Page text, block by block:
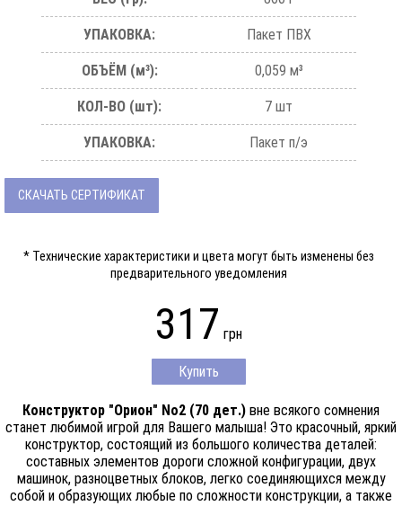
УПАКОВКА: Пакет ПВХ
ОБЪЁМ (м³): 0,059 м³
КОЛ-ВО (шт): 7 шт
УПАКОВКА: Пакет п/э
СКАЧАТЬ СЕРТИФИКАТ
* Технические характеристики и цвета могут быть изменены без
предварительного уведомления
317 грн
Купить
Конструктор "Орион" No2 (70 дет.) вне всякого сомнения
станет любимой игрой для Вашего малыша! Это красочный, яркий
конструктор, состоящий из большого количества деталей:
составных элементов дороги сложной конфигурации, двух
машинок, разноцветных блоков, легко соединяющихся между
собой и образующих любые по сложности конструкции, а также